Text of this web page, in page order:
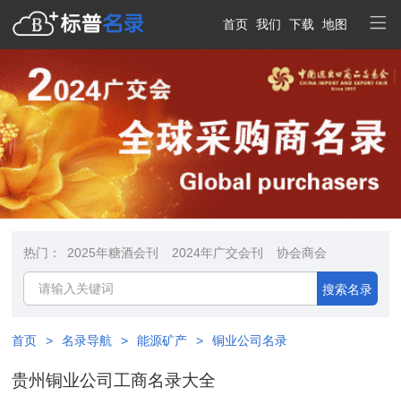
首页 我们 下载 地图
热门： 2025年糖酒会刊 2024年广交会刊 协会商会
搜索名录
首页 > 名录导航 > 能源矿产 > 铜业公司名录
贵州铜业公司工商名录大全